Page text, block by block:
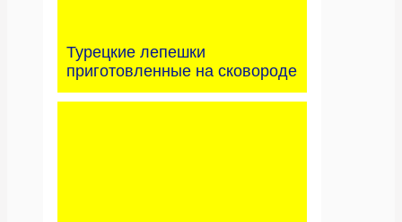
Турецкие лепешки
приготовленные на сковороде